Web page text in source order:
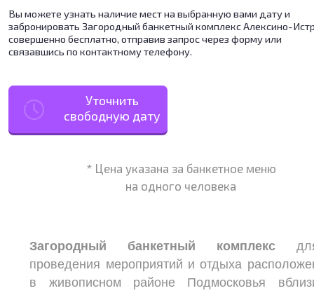
Вы можете узнать наличие мест на выбранную вами дату и
забронировать Загородный банкетный комплекс Алексино-
совершенно бесплатно, отправив запрос через форму или
связавшись по контактному телефону.
Уточнить
свободную дату
* Цена указана за банкетное меню
на одного человека
Загородный банкетный комплекс
проведения мероприятий и отдыха
в живописном районе Подмосковья